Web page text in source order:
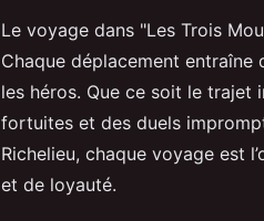
Le voyage dans "Les Trois
Chaque déplacement
les héros. Que ce soit le trajet
fortuites et des duels
Richelieu, chaque voyage est
et de loyauté.